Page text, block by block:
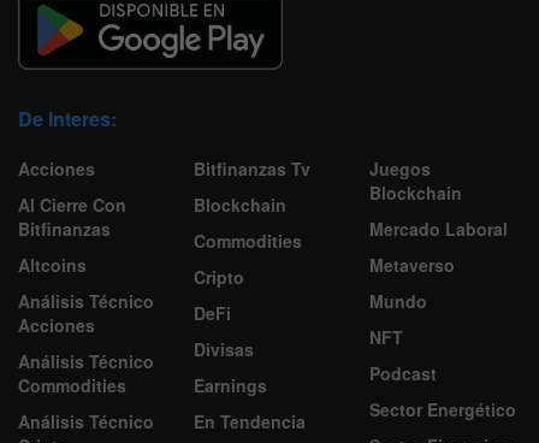
De Interes:
Acciones
Al Cierre Con
Bitfinanzas
Altcoins
Análisis Técnico
Acciones
Análisis Técnico
Commodities
Análisis Técnico
Bitfinanzas Tv
Blockchain
Commodities
Cripto
DeFi
Divisas
Earnings
En Tendencia
Juegos
Blockchain
Mercado Laboral
Metaverso
Mundo
NFT
Podcast
Sector Energético